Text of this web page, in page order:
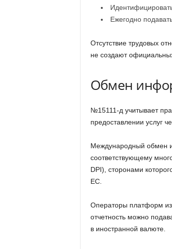
Ежегодно
Отсутствие трудовых
не создают
Обмен
№15111-д учитывает
предоставлении услуг
Международный обмен
соответствующему
DPI), сторонами
ЕС.
Операторы платформ
отчетность можно
в иностранной валюте.